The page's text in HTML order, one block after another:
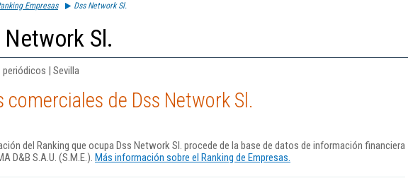
Empresas Dss Network Sl.
Sl.
periódicos | Sevilla
comerciales de Dss Network Sl.
del Ranking que ocupa Dss Network Sl. procede de la base de datos de información financiera
D&B S.A.U. (S.M.E.). Más información sobre el Ranking de Empresas.